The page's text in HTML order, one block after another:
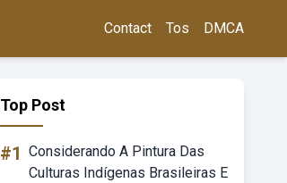
Contact Tos DMCA
Top Post
#1 Considerando A Pintura Das
Culturas Indígenas Brasileiras E